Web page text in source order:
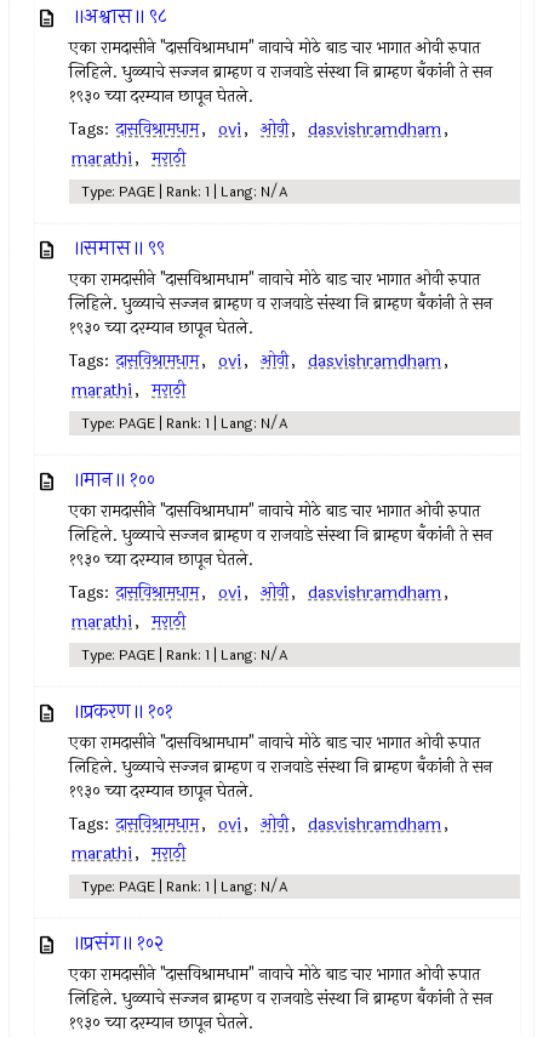
॥अश्वास॥ ९८
एका रामदासीने "दासविश्रामधाम" नावाचे मोठे बाड चार भागात ओवी रुपात
लिहिले. धुळ्याचे सज्जन ब्राम्हण व राजवाडे संस्था नि ब्राम्हण बँकांनी ते सन
१९३० च्या दरम्यान छापून घेतले.
Tags: दासविश्रामधाम, ovi, ओवी, dasvishramdham,
marathi, मराठी
Type: PAGE | Rank: 1 | Lang: N/A
॥समास॥ ९९
एका रामदासीने "दासविश्रामधाम" नावाचे मोठे बाड चार भागात ओवी रुपात
लिहिले. धुळ्याचे सज्जन ब्राम्हण व राजवाडे संस्था नि ब्राम्हण बँकांनी ते सन
१९३० च्या दरम्यान छापून घेतले.
Tags: दासविश्रामधाम, ovi, ओवी, dasvishramdham,
marathi, मराठी
Type: PAGE | Rank: 1 | Lang: N/A
॥मान॥ १००
एका रामदासीने "दासविश्रामधाम" नावाचे मोठे बाड चार भागात ओवी रुपात
लिहिले. धुळ्याचे सज्जन ब्राम्हण व राजवाडे संस्था नि ब्राम्हण बँकांनी ते सन
१९३० च्या दरम्यान छापून घेतले.
Tags: दासविश्रामधाम, ovi, ओवी, dasvishramdham,
marathi, मराठी
Type: PAGE | Rank: 1 | Lang: N/A
॥प्रकरण॥ १०१
एका रामदासीने "दासविश्रामधाम" नावाचे मोठे बाड चार भागात ओवी रुपात
लिहिले. धुळ्याचे सज्जन ब्राम्हण व राजवाडे संस्था नि ब्राम्हण बँकांनी ते सन
१९३० च्या दरम्यान छापून घेतले.
Tags: दासविश्रामधाम, ovi, ओवी, dasvishramdham,
marathi, मराठी
Type: PAGE | Rank: 1 | Lang: N/A
॥प्रसंग॥ १०२
एका रामदासीने "दासविश्रामधाम" नावाचे मोठे बाड चार भागात ओवी रुपात
लिहिले. धुळ्याचे सज्जन ब्राम्हण व राजवाडे संस्था नि ब्राम्हण बँकांनी ते सन
१९३० च्या दरम्यान छापून घेतले.